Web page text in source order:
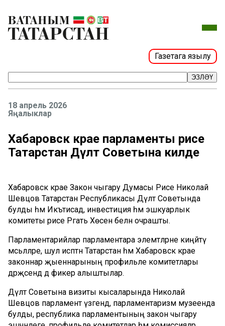
Газетага язылу
ЭЗЛӘҮ
18 апрель 2026
Яңалыклар
Хабаровск крае парламенты рәисе
Татарстан Дәүләт Советына килде
Хабаровск крае Закон чыгару Думасы Рәисе Николай
Шевцов Татарстан Республикасы Дәүләт Советында
булды һәм Икътисад, инвестиция һәм эшкуарлык
комитеты рәисе Рәгать Хөсәен белән очрашты.
Парламентарийлар парламентара элемтәләрне киңәйтү
мәсьәләләре, шул исәптән Татарстан һәм Хабаровск крае
законнар җыеннарының профильле комитетлары
дәрәҗәсендә дә фикер алыштылар.
Дәүләт Советына визиты кысаларында Николай
Шевцов парламент үзәгендә, парламентаризм музеенда
булды, республика парламентының закон чыгару